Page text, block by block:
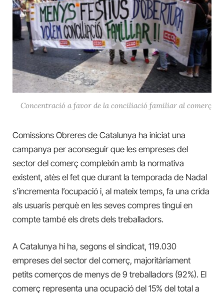
Concentració a favor de la conciliació familiar al comerç
Comissions Obreres de Catalunya ha iniciat una
campanya per aconseguir que les empreses del
sector del comerç compleixin amb la normativa
existent, atès el fet que durant la temporada de Nadal
s’incrementa l’ocupació i, al mateix temps, fa una crida
als usuaris perquè en les seves compres tingui en
compte també els drets dels treballadors.
A Catalunya hi ha, segons el sindicat, 119.030
empreses del sector del comerç, majoritàriament
petits comerços de menys de 9 treballadors (92%). El
comerç representa una ocupació del 15% del total a